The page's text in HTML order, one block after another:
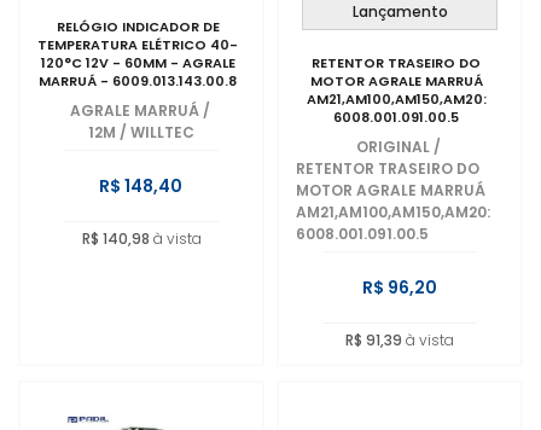
RELÓGIO INDICADOR DE
TEMPERATURA ELÉTRICO 40-
120°C 12V - 60MM - AGRALE
MARRUÁ - 6009.013.143.00.8
AGRALE MARRUÁ /
12M / WILLTEC
R$ 148,40
R$ 140,98 à vista
Lançamento
RETENTOR TRASEIRO DO
MOTOR AGRALE MARRUÁ
AM21,AM100,AM150,AM20:
6008.001.091.00.5
ORIGINAL /
RETENTOR TRASEIRO DO
MOTOR AGRALE MARRUÁ
AM21,AM100,AM150,AM20:
6008.001.091.00.5
R$ 96,20
R$ 91,39 à vista